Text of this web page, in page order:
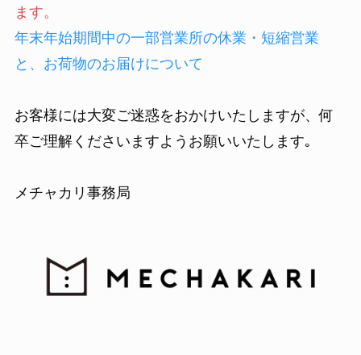
ます。
年末年始期間中の一部営業所の休業・短縮営業
と、お荷物のお届けについて
お客様には大変ご迷惑をおかけいたしますが、何
卒ご理解くださいますようお願いいたします｡
メチャカリ事務局